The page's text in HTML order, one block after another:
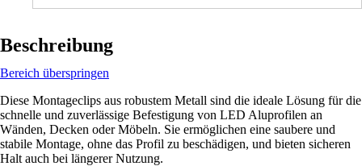
Beschreibung
Bereich überspringen
Diese Montageclips aus robustem Metall sind die ideale Lösung für die
schnelle und zuverlässige Befestigung von LED Aluprofilen an
Wänden, Decken oder Möbeln. Sie ermöglichen eine saubere und
stabile Montage, ohne das Profil zu beschädigen, und bieten sicheren
Halt auch bei längerer Nutzung.